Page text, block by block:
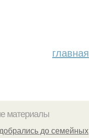
главная
материалы
до семейных